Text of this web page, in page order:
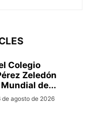
Colegio
Zeledón
de...
de agosto de 2026